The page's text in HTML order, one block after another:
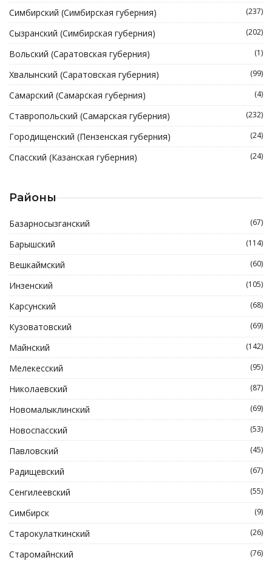
Симбирский (Симбирская губерния) (237)
Сызранский (Симбирская губерния) (202)
Вольский (Саратовская губерния) (1)
Хвалынский (Саратовская губерния) (99)
Самарский (Самарская губерния) (4)
Ставропольский (Самарская губерния) (232)
Городищенский (Пензенская губерния) (24)
Спасский (Казанская губерния) (24)
Районы
Базарносызганский (67)
Барышский (114)
Вешкаймский (60)
Инзенский (105)
Карсунский (68)
Кузоватовский (69)
Майнский (142)
Мелекесский (95)
Николаевский (87)
Новомалыклинский (69)
Новоспасский (53)
Павловский (45)
Радищевский (67)
Сенгилеевский (55)
Симбирск (9)
Старокулаткинский (26)
Старомайнский (76)